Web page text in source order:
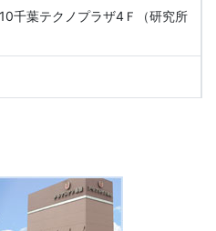
千葉テクノプラザ4Ｆ（研究所